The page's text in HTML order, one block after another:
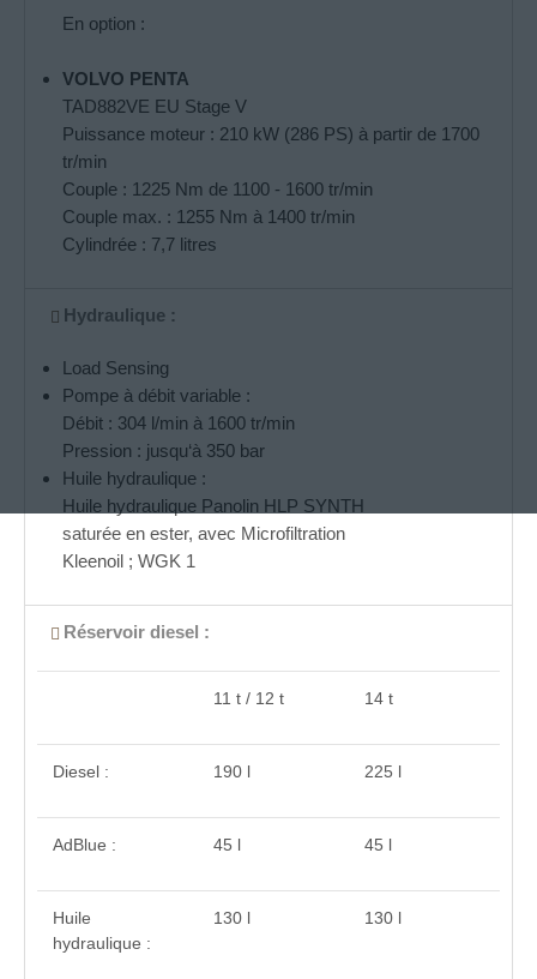
En option :
VOLVO PENTA
TAD882VE EU Stage V
Puissance moteur : 210 kW (286 PS) à partir de 1700
tr/min
Couple : 1225 Nm de 1100 - 1600 tr/min
Couple max. : 1255 Nm à 1400 tr/min
Cylindrée : 7,7 litres
Hydraulique :
Load Sensing
Pompe à débit variable :
Débit : 304 l/min à 1600 tr/min
Pression : jusqu‘à 350 bar
Huile hydraulique :
Huile hydraulique Panolin HLP SYNTH
saturée en ester, avec Microfiltration
Kleenoil ; WGK 1
Réservoir diesel :
11 t / 12 t 14 t
Diesel : 190 l 225 l
AdBlue : 45 l 45 l
Huile
hydraulique :
130 l 130 l